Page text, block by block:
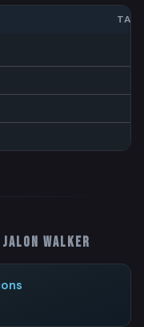
Jalon Walker